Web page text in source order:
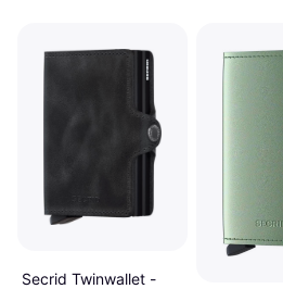
Secrid Twinwallet -